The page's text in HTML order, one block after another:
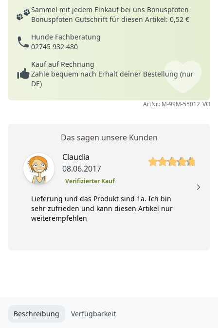
Deine Vorteile
Sammel mit jedem Einkauf bei uns Bonuspfoten
Bonuspfoten Gutschrift für diesen Artikel: 0,52 €
Hunde Fachberatung
02745 932 480
Kauf auf Rechnung
Zahle bequem nach Erhalt deiner Bestellung (nur
DE)
ArtNr.: M-99M-55012_VO
Das sagen unsere Kunden
Claudia
08.06.2017
Verifizierter Kauf
5 von 5 Sterne
Lieferung und das Produkt sind 1a. Ich bin
sehr zufrieden und kann diesen Artikel nur
weiterempfehlen
Beschreibung Verfügbarkeit